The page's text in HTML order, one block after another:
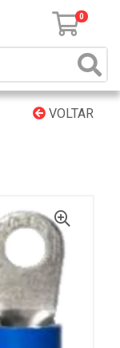
0
VOLTAR